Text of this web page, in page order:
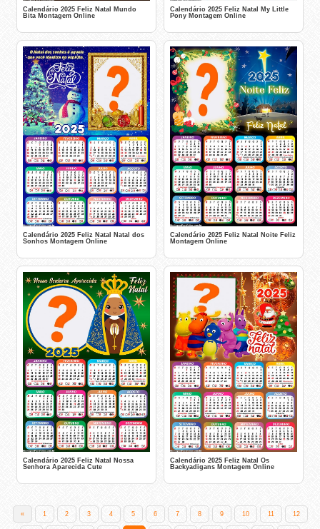
Calendário 2025 Feliz Natal Mundo
Bita Montagem Online
Calendário 2025 Feliz Natal My Little
Pony Montagem Online
Calendário 2025 Feliz Natal Natal dos
Sonhos Montagem Online
Calendário 2025 Feliz Natal Noite Feliz
Montagem Online
Calendário 2025 Feliz Natal Nossa
Senhora Aparecida Cute
Calendário 2025 Feliz Natal Os
Backyadigans Montagem Online
« 1 2 3 4 5 6 7 8 9 10 11 12